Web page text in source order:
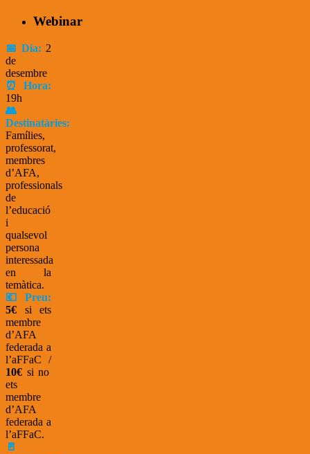
Webinar
📅 Dia: 2
de
desembre
⏰ Hora:
19h
👥
Destinatàries:
Famílies,
professorat,
membres
d’AFA,
professionals
de
l’educació
i
qualsevol
persona
interessada
en la
temàtica.
💶 Preu:
5€ si ets
membre
d’AFA
federada a
l’aFFaC /
10€ si no
ets
membre
d’AFA
federada a
l’aFFaC.
🚪